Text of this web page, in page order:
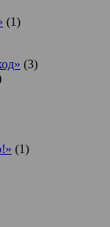
(1)
(3)
(1)